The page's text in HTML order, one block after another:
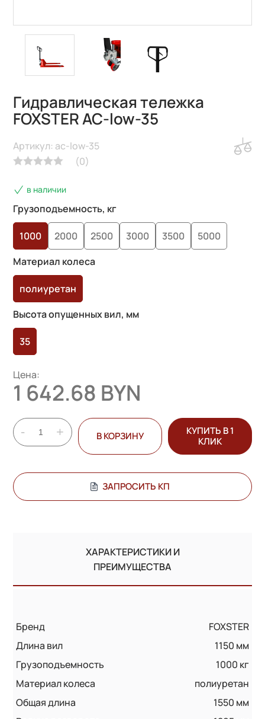
Гидравлическая тележка
FOXSTER AC-low-35
(0)
Артикул: ac-low-35
в наличии
Грузоподъемность, кг
1000 2000 2500 3000 3500
5000
Материал колеса
полиуретан
Высота опущенных вил, мм
35
Цена:
1 642.68 BYN
- + В КОРЗИНУ
КУПИТЬ В 1
КЛИК
ЗАПРОСИТЬ КП
ХАРАКТЕРИСТИКИ И
ПРЕИМУЩЕСТВА
Бренд
FOXSTER
Длина вил
1150 мм
Грузоподъемность
1000 кг
Материал колеса
полиуретан
Общая длина
1550 мм